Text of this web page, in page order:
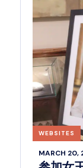
WEBSITES
MARCH 20,